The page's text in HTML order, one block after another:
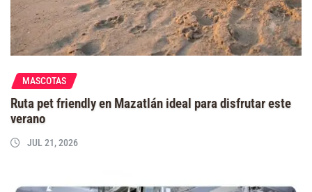
MASCOTAS
Ruta pet friendly en Mazatlán ideal para disfrutar este
verano
JUL 21, 2026